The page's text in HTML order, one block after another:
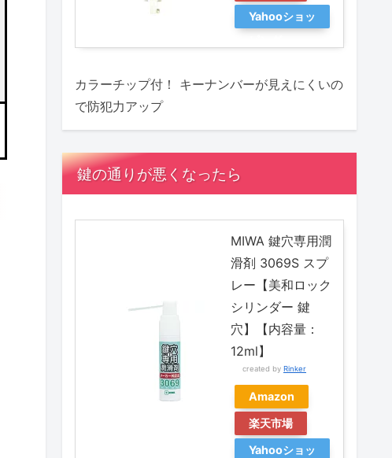
Yahooショッ
カラーチップ付！ キーナンバーが見えにくいの
で防犯力アップ
鍵の通りが悪くなったら
MIWA 鍵穴専用潤
滑剤 3069S スプ
レー【美和ロック
シリンダー 鍵
穴】【内容量：
12ml】
created by Rinker
Amazon
楽天市場
Yahooショッ